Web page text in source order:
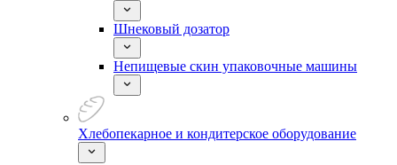
Шнековый дозатор
Непищевые скин упаковочные машины
Хлебопекарное и кондитерское оборудование